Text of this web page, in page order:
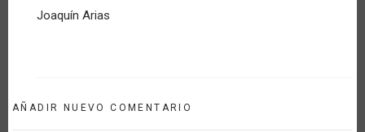
Joaquín Arias
AÑADIR NUEVO COMENTARIO